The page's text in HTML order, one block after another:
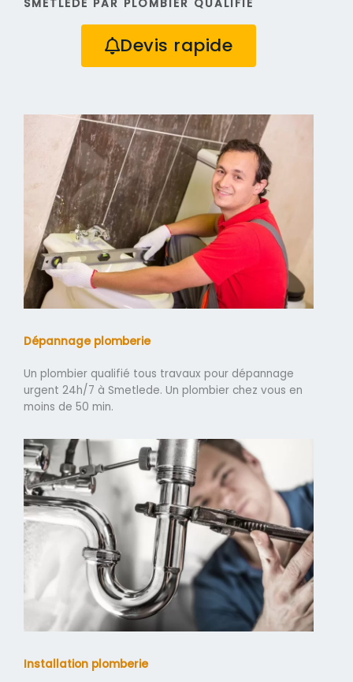
Devis rapide
Dépannage plomberie
Un plombier qualifié tous travaux pour dépannage
urgent 24h/7 à Smetlede. Un plombier chez vous en
moins de 50 min.
Installation plomberie